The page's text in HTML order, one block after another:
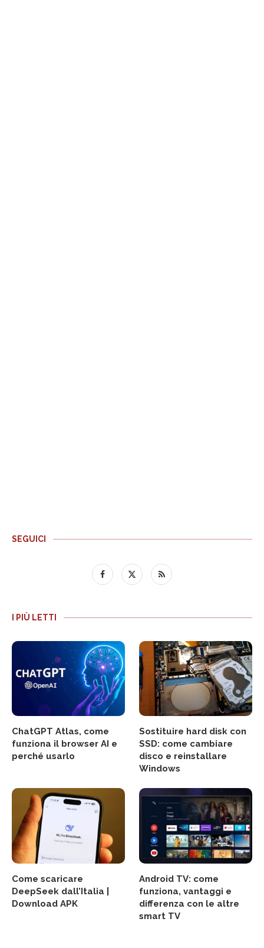
SEGUICI
I PIÙ LETTI
ChatGPT Atlas, come
funziona il browser AI e
perché usarlo
Sostituire hard disk con
SSD: come cambiare
disco e reinstallare
Windows
Come scaricare
DeepSeek dall’Italia |
Download APK
Android TV: come
funziona, vantaggi e
differenza con le altre
smart TV